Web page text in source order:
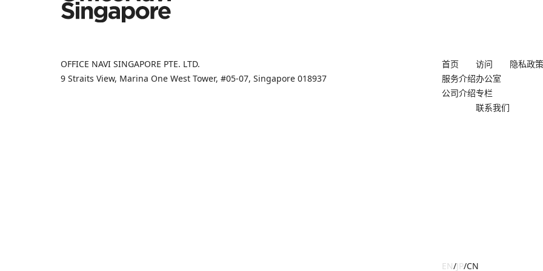
OFFICE NAVI SINGAPORE PTE. LTD.
9 Straits View, Marina One West Tower, #05-07, Singapore 018937
首页
服务介绍
公司介绍
访问
办公室
专栏
联系我们
隐私政
EN/JP/CN